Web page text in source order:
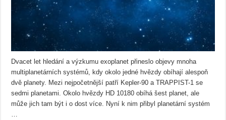
Dvacet let hledání a výzkumu exoplanet přineslo objevy mnoha
multiplanetárních systémů, kdy okolo jedné hvězdy obíhají alespoň
dvě planety. Mezi nejpočetnější patří Kepler-90 a TRAPPIST-1 se
sedmi planetami. Okolo hvězdy HD 10180 obíhá šest planet, ale
může jich tam být i o dost více. Nyní k nim přibyl planetární systém
…